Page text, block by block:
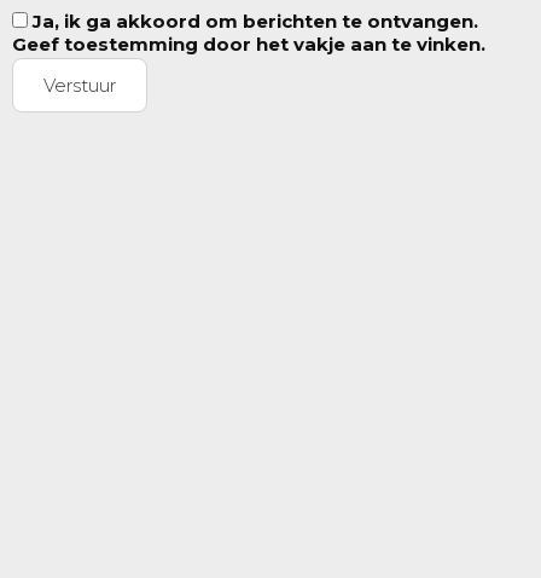
Ja, ik ga akkoord om berichten te ontvangen.
Geef toestemming door het vakje aan te vinken.
Verstuur